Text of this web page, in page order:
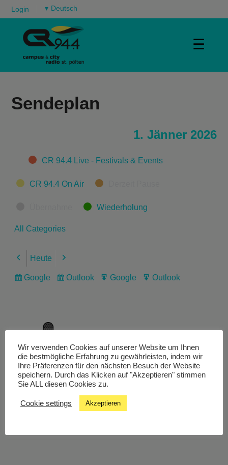
Login ▾
☰
Sendeplan
1. Jänner 2026
CategoriesCR 94.4 Live - Festivals & Events
CR 94.4 On Air
Wiederholung
All Categories
Previous
Heute Next
Subscribe
Google
Subscribe
Outlook
Export
Google
Export
Outlook
Livestream
Studiochat
Wir verwenden Cookies auf unserer Website um Ihnen
die bestmögliche Erfahrung zu gewährleisten, indem wir
Ihre Präferenzen für den nächsten Besuch der Website
speichern. Durch das Klicken auf "Akzeptieren" stimmen
Sie ALL diesen Cookies zu.
Cookie settings Akzeptieren